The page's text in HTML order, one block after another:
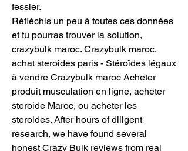
fessier.
Réfléchis un peu à toutes ces données
et tu pourras trouver la solution,
crazybulk maroc. Crazybulk maroc,
achat steroides paris - Stéroïdes légaux
à vendre Crazybulk maroc Acheter
produit musculation en ligne, acheter
steroide Maroc, ou acheter les
steroides. After hours of diligent
research, we have found several
honest Crazy Bulk reviews from real